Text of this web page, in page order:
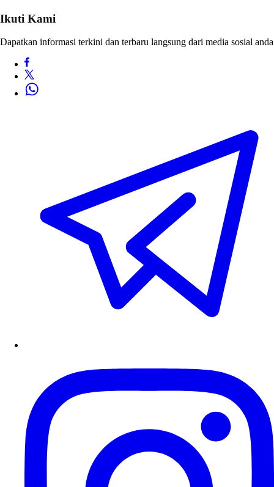
Ikuti Kami
Dapatkan informasi terkini dan terbaru langsung dari media sosial anda